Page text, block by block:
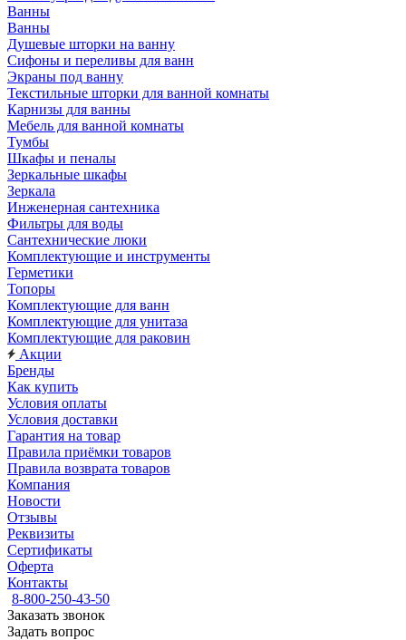
Ванны
Ванны
Душевые шторки на ванну
Сифоны и переливы для ванн
Экраны под ванну
Текстильные шторки для ванной комнаты
Карнизы для ванны
Мебель для ванной комнаты
Тумбы
Шкафы и пеналы
Зеркальные шкафы
Зеркала
Инженерная сантехника
Фильтры для воды
Сантехнические люки
Комплектующие и инструменты
Герметики
Топоры
Комплектующие для ванн
Комплектующие для унитаза
Комплектующие для раковин
Акции
Бренды
Как купить
Условия оплаты
Условия доставки
Гарантия на товар
Правила приёмки товаров
Правила возврата товаров
Компания
Новости
Отзывы
Реквизиты
Сертификаты
Оферта
Контакты
8-800-250-43-50
Заказать звонок
Задать вопрос